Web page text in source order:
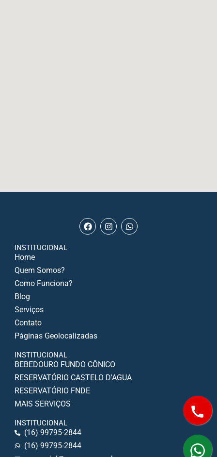
INSTITUCIONAL
Home
Quem Somos?
Como Funciona?
Blog
Serviços
Contato
Páginas Geolocalizadas
INSTITUCIONAL
BEBEDOURO FUNDO CÔNICO
RESERVATÓRIO CASTELO D'AGUA
RESERVATÓRIO FNDE
MAIS SERVIÇOS
INSTITUCIONAL
(16) 99795-2844
(16) 99795-2844